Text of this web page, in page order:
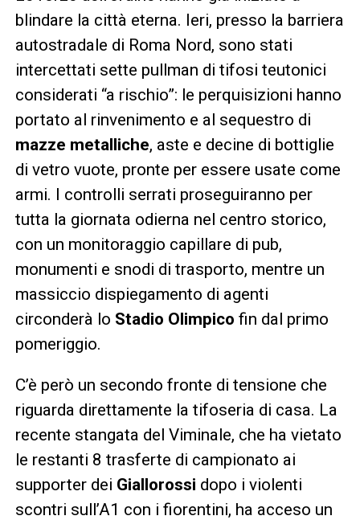
blindare la città eterna. Ieri, presso la barriera
autostradale di Roma Nord, sono stati
intercettati sette pullman di tifosi teutonici
considerati “a rischio”: le perquisizioni hanno
portato al rinvenimento e al sequestro di
mazze metalliche, aste e decine di bottiglie
di vetro vuote, pronte per essere usate come
armi. I controlli serrati proseguiranno per
tutta la giornata odierna nel centro storico,
con un monitoraggio capillare di pub,
monumenti e snodi di trasporto, mentre un
massiccio dispiegamento di agenti
circonderà lo Stadio Olimpico fin dal primo
pomeriggio.
C’è però un secondo fronte di tensione che
riguarda direttamente la tifoseria di casa. La
recente stangata del Viminale, che ha vietato
le restanti 8 trasferte di campionato ai
supporter dei Giallorossi dopo i violenti
scontri sull’A1 con i fiorentini, ha acceso un